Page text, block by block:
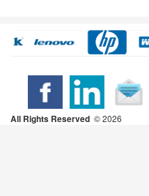
All Rights Reserved